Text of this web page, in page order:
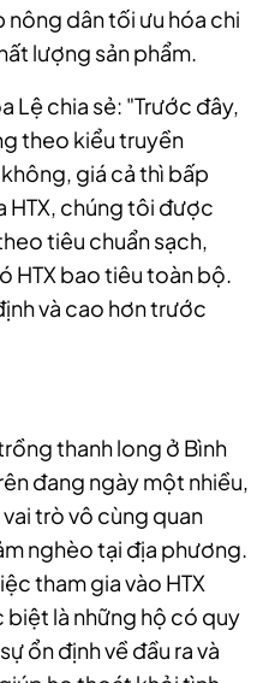
nông dân tối ưu hóa chi
lượng sản phẩm.
Lệ chia sẻ: "Trước đây,
theo kiểu truyền
giá cả thì bấp
HTX, chúng tôi được
tiêu chuẩn sạch,
HTX bao tiêu toàn bộ.
và cao hơn trước
thanh long ở Bình
đang ngày một nhiều,
trò vô cùng quan
nghèo tại địa phương.
tham gia vào HTX
là những hộ có quy
ổn định về đầu ra và